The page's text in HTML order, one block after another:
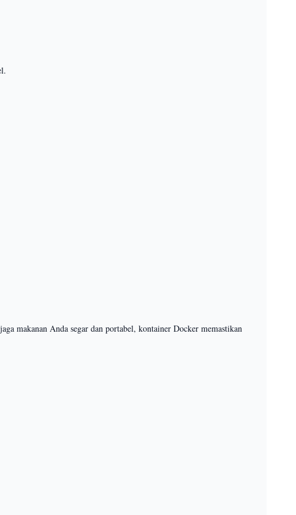
makanan Anda segar dan portabel, kontainer Docker memastikan